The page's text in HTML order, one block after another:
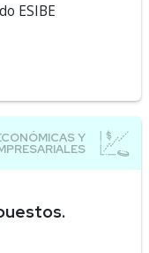
ESIBE